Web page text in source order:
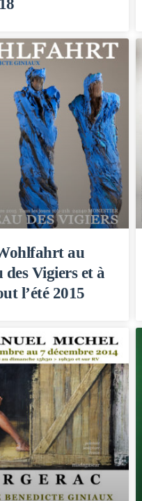
au
des Vigiers et à
l’été 2015